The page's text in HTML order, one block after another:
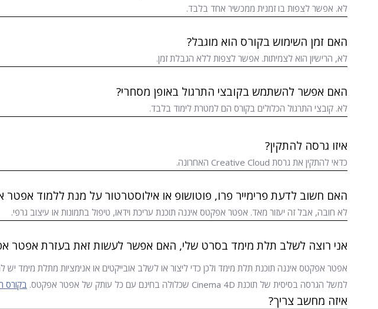
לא. אפשר לצפות בו זמנית ממכשיר אחד בלבד.
האם זמן השימוש בקורס הוא מוגבל?
לא, הרישיון הוא לצמיתות. אפשר לצפות ללא הגבלת זמן.
האם אפשר להשתמש בקובצי התרגול באופן מסחרי?
לא. קובצי התרגול הכלולים בקורס הם למטרת לימוד בלבד.
איזו גרסה להתקין?
כדאי להתקין את גרסת Creative Cloud האחרונה.
האם חשוב לדעת פרימייר פרו, פוטושופ או אילוסטרטור על מנת ללמוד
לא חובה, אבל זה יעזור מאד. אפטר אפקטס איננה תוכנת עריכת וידאו, טיפול בתמונות או עיצוב גרפי.
אני רוצה לשלב תלת מימד בסרט שלי, האם אפשר לעשות זאת בעזרת אפטר
אפטר אפקטס איננה תוכנת תלת מימד ולכן כדי ליצור או לשלב אובייקטים או אנימציות מתלת מימד
למשל הגרסה בסיסית של תוכנת Cinema 4D שכלולה בחינם עם כל עותק של אפטר אפקטס.
בקורס
איזה מחשב צריך?